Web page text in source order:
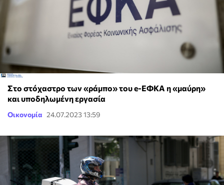
Στο στόχαστρο των «ράμπο» του e-ΕΦΚΑ η «μαύρη»
και υποδηλωμένη εργασία
Οικονομία 24.07.2023 13:59